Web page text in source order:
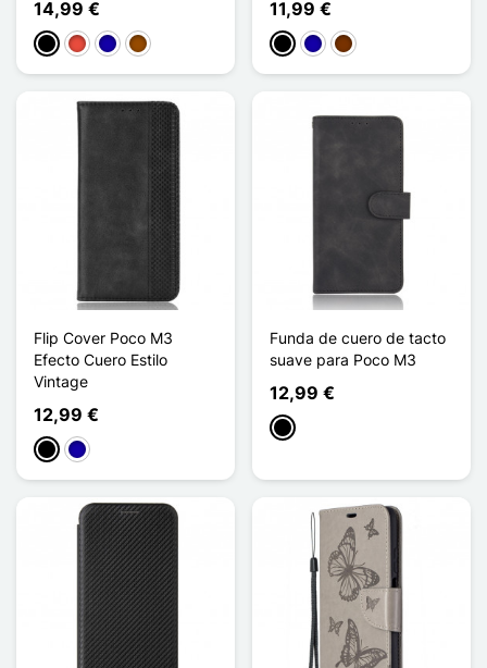
14,99 €
NegroRojoAzul oscuro
Marrón
11,99 €
NegroAzul oscuro
Café
Flip Cover Poco M3
Efecto Cuero Estilo
Vintage
12,99 €
NegroAzul oscuro
Funda de cuero de tacto
suave para Poco M3
12,99 €
Negro